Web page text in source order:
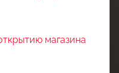
магазина